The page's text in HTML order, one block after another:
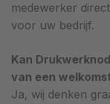
medewerker
voor uw bedrijf.
Kan
van een
Ja, wij denken